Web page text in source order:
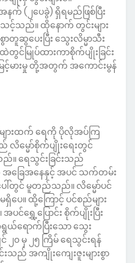
က် (၂ပေခွဲ) ရှိရမည်ဖြစ်ပြီး
င့်သည်။ ထိုနောက် တွင်းများ
တူဆွပေးပြီး သွေးလိမ္မာသီး
ထဲတွင်မြုပ်ထားကာစိုက်ပျိုးခြင်း
င့်မားမှု တို့အတွက် အကောင်းမွန်
များထက် ရေကို ပိုလိုအပ်ကြ
လိမ္မော်စိုက်ပျိုးရေးတွင်
။ ရေသွင်းခြင်းသည်
အခြေအနေနှင့် အပင် သက်တမ်း
ါ်တွင် မူတည်သည်။ လိမ္မော်ပင်
ရှိပေ။ ထို့ကြောင့် ပင်စည်များ
င်ရွှေ့ပြောင်း စိုက်ပျိုးပြီး
ရွယ်ရောက်ပြီးသော သွေး
၀ မှ ၂၅ ကြိမ် ရေသွင်းရန်
ည် အကျိုးကျေးဇူးများစွာ